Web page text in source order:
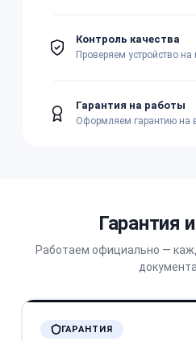
Контроль качества
Проверяем устройство на
Гарантия на работы
Оформляем гарантию на
Гарантия
Работаем официально —
ГАРАНТИЯ